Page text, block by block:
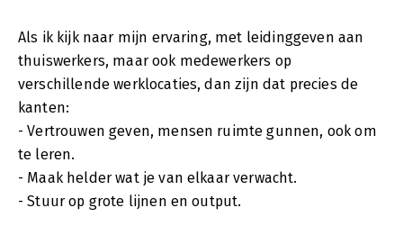
Als ik kijk naar mijn ervaring, met leidinggeven aan
thuiswerkers, maar ook medewerkers op
verschillende werklocaties, dan zijn dat precies de
kanten:
- Vertrouwen geven, mensen ruimte gunnen, ook om
te leren.
- Maak helder wat je van elkaar verwacht.
- Stuur op grote lijnen en output.